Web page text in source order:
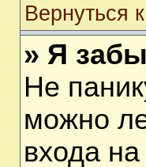
Вернуться
» Я
Не
можно
входа